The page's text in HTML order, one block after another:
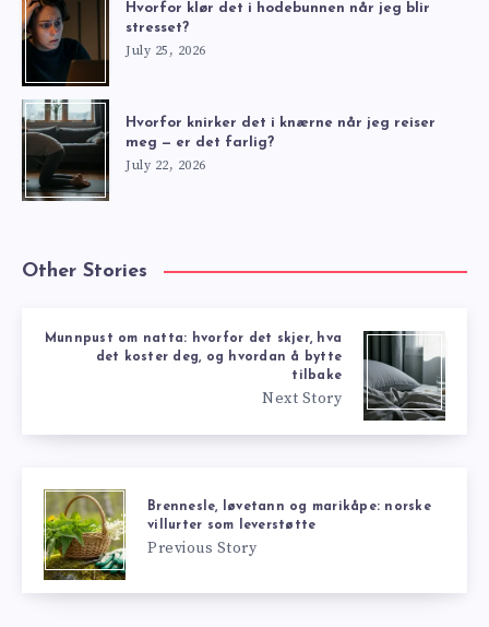
Hvorfor klør det i hodebunnen når jeg blir
stresset?
July 25, 2026
Hvorfor knirker det i knærne når jeg reiser
meg — er det farlig?
July 22, 2026
Other Stories
Munnpust om natta: hvorfor det skjer, hva
det koster deg, og hvordan å bytte
tilbake
Next Story
Brennesle, løvetann og marikåpe: norske
villurter som leverstøtte
Previous Story